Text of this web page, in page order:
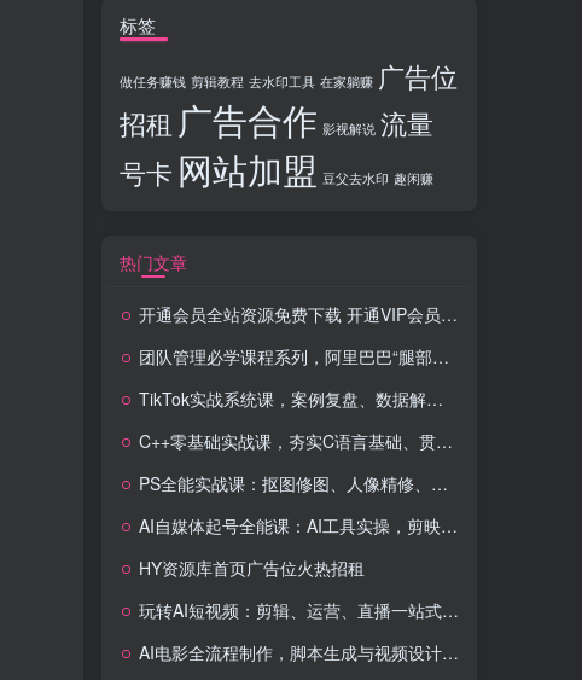
标签
做任务赚钱 剪辑教程 去水印工具 在家躺赚 广告位
招租 广告合作 影视解说 流量
号卡 网站加盟 豆父去水印 趣闲赚
热门文章
开通会员全站资源免费下载 开通VIP会员 HY资源库
团队管理必学课程系列，阿里巴巴“腿部三板斧”
TikTok实战系统课，案例复盘、数据解析、运营执行，从0到1构建千万级电商体系（更新）
C++零基础实战课，夯实C语言基础、贯穿游戏项目、掌握开发思维，学成可挑战月薪15K+岗位
PS全能实战课：抠图修图、人像精修、电商美工，0基础变身设计达人
AI自媒体起号全能课：AI工具实操，剪映技巧，多平台带货，0基础快速变现
HY资源库首页广告位火热招租
玩转AI短视频：剪辑、运营、直播一站式教学，轻松打造流量神话
AI电影全流程制作，脚本生成与视频设计，配音配乐一体化解决方案